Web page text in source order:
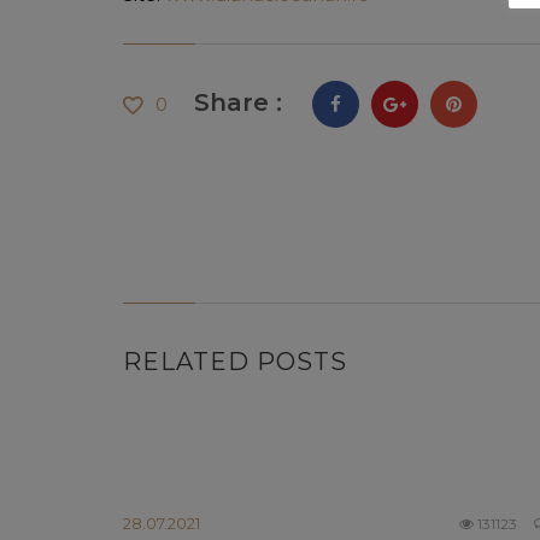
0 Share :
RELATED POSTS
28.07.2021 131123